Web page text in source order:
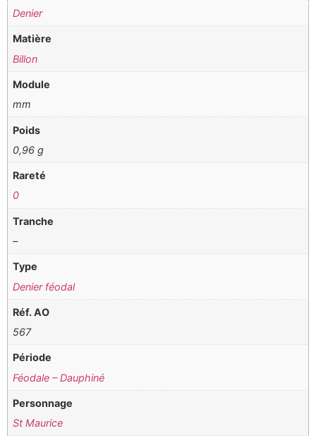
Denier
Matière
Billon
Module
mm
Poids
0,96 g
Rareté
0
Tranche
–
Type
Denier féodal
Réf. AO
567
Période
Féodale – Dauphiné
Personnage
St Maurice